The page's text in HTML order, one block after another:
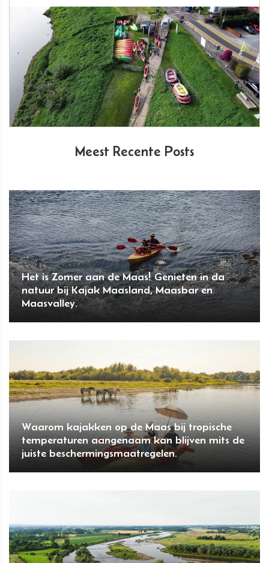
Meest Recente Posts
Het is Zomer aan de Maas! Genieten in da
natuur bij Kajak Maasland, Maasbar en
Maasvalley.
Waarom kajakken op de Maas bij tropische
temperaturen aangenaam kan blijven mits de
juiste beschermingsmaatregelen.